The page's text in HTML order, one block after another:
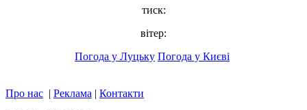
тиск:
вітер:
Погода у Луцьку Погода у Києві
Про нас | Реклама | Контакти